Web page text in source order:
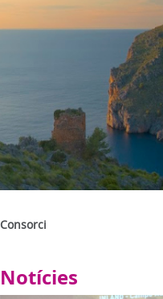
Consorci
Notícies